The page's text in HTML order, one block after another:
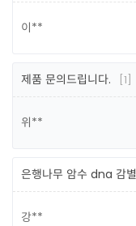
이**
제품 문의드립니다. [1]
위**
은행나무 암수 dna 감별
강**